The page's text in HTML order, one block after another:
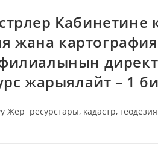
Кабинетине
жана
жарыялайт – 1
ресурстары, кадастр,